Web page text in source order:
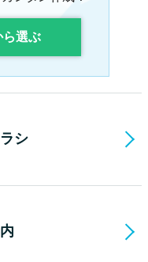
ら選ぶ
シ